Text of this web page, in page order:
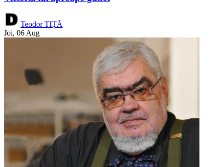
Teodor TIȚĂ
Joi, 06 Aug